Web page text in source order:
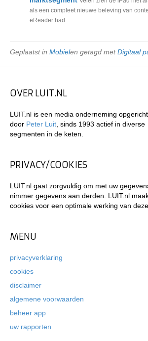
als een compleet nieuwe beleving van
eReader had...
Geplaatst in Mobielen getagd metDigitaal
OVER LUIT.NL
LUIT.nl is een media onderneming opgericht
door Peter Luit , sinds 1993 actief in diverse
segmenten in de keten.
PRIVACY/COOKIES
LUIT.nl gaat zorgvuldig om met uw
nimmer gegevens aan derden. LUIT.nl
cookies voor een optimale werking van
MENU
privacyverklaring
cookies
disclaimer
algemene voorwaarden
beheer app
uw rapporten